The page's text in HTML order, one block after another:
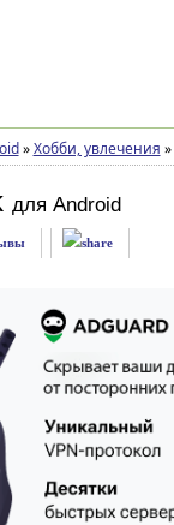
» Хобби, увлечения »
для Android